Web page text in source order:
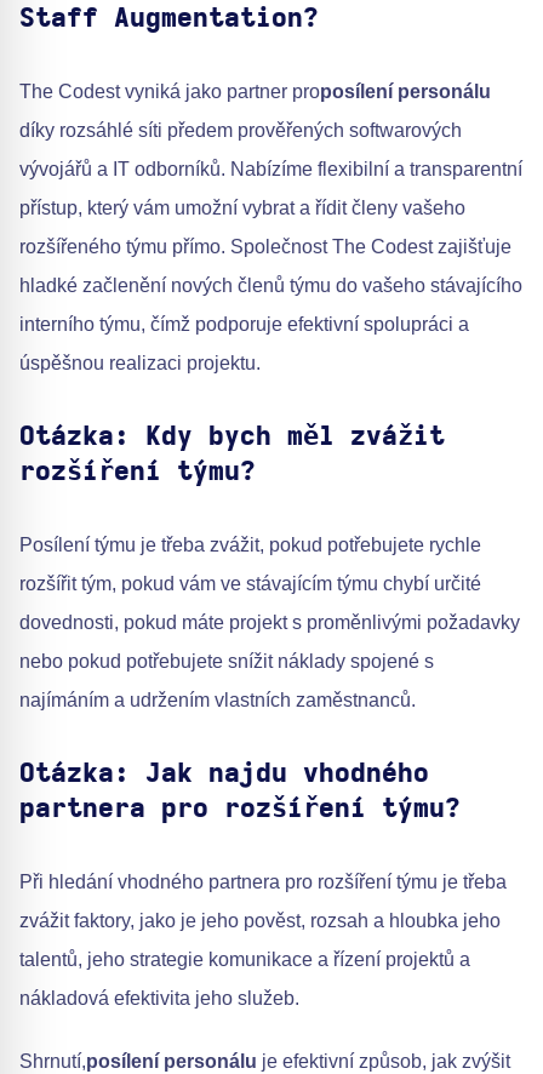
Staff Augmentation?
The Codest vyniká jako partner proposílení personálu
díky rozsáhlé síti předem prověřených softwarových
vývojářů a IT odborníků. Nabízíme flexibilní a transparentní
přístup, který vám umožní vybrat a řídit členy vašeho
rozšířeného týmu přímo. Společnost The Codest zajišťuje
hladké začlenění nových členů týmu do vašeho stávajícího
interního týmu, čímž podporuje efektivní spolupráci a
úspěšnou realizaci projektu.
Otázka: Kdy bych měl zvážit
rozšíření týmu?
Posílení týmu je třeba zvážit, pokud potřebujete rychle
rozšířit tým, pokud vám ve stávajícím týmu chybí určité
dovednosti, pokud máte projekt s proměnlivými požadavky
nebo pokud potřebujete snížit náklady spojené s
najímáním a udržením vlastních zaměstnanců.
Otázka: Jak najdu vhodného
partnera pro rozšíření týmu?
Při hledání vhodného partnera pro rozšíření týmu je třeba
zvážit faktory, jako je jeho pověst, rozsah a hloubka jeho
talentů, jeho strategie komunikace a řízení projektů a
nákladová efektivita jeho služeb.
Shrnutí,posílení personálu je efektivní způsob, jak zvýšit